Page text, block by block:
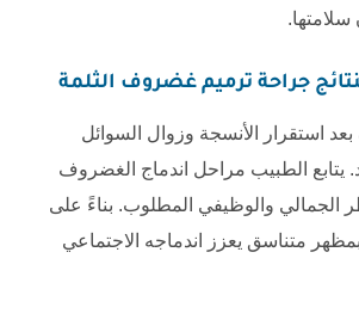
جراحة ترميم غضروف الثلمة
بعد استقرار الأنسجة وزوال السوائل
يتابع الطبيب مراحل اندماج الغضروف
الجمالي والوظيفي المطلوب. بناءً على
متناسق يعزز اندماجه الاجتماعي